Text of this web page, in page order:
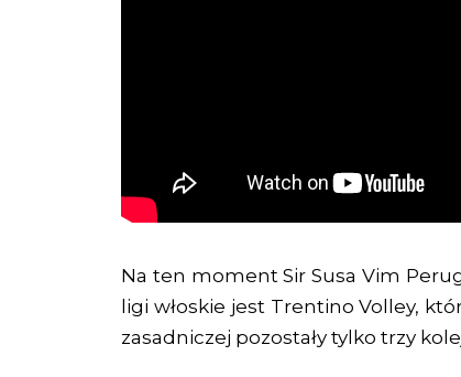
Na ten moment Sir Susa Vim
ligi włoskie jest Trentino Volley,
zasadniczej pozostały tylko trzy